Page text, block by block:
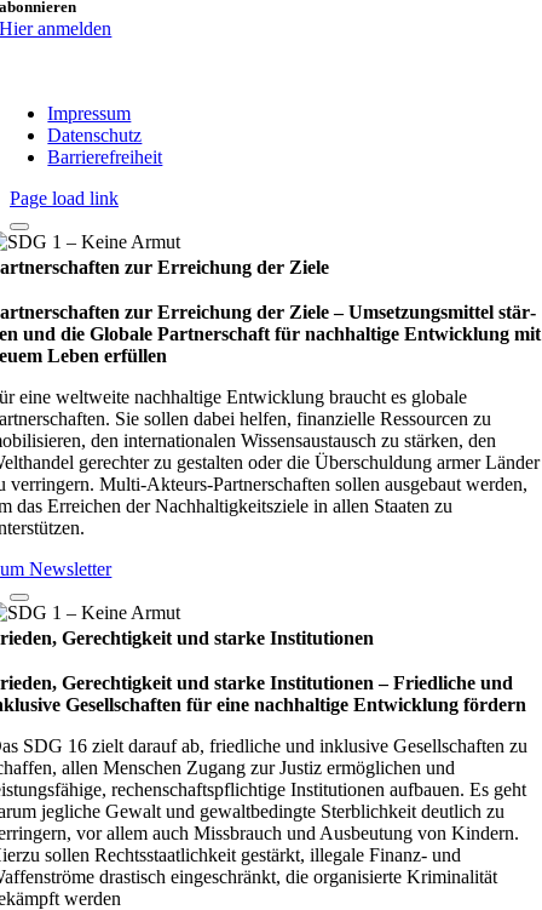
abonnieren
Hier anmelden
Impressum
Datenschutz
Barrierefreiheit
Page load link
zur Erreichung der Ziele
zur Erreichung der Ziele – Umset­zungs­mit­tel stär­
und die Glo­bale Part­ner­schaft für nach­hal­tige Ent­wick­lung mit
Leben erfül­len
eine weltweite nachhaltige Entwicklung braucht es globale
Sie sollen dabei helfen, finanzielle Ressourcen zu
den internationalen Wissensaustausch zu stärken, den
gerechter zu gestalten oder die Überschuldung armer Länder
verringern. Multi-Akteurs-Partnerschaften sollen ausgebaut werden,
das Erreichen der Nachhaltigkeitsziele in allen Staaten zu
Newsletter
Gerechtigkeit und starke Institutionen
Gerechtigkeit und starke Institutionen – Fried­li­che und
Gesell­schaf­ten für eine nach­hal­tige Ent­wick­lung för­dern
SDG 16 zielt darauf ab, friedliche und inklusive Gesellschaften zu
allen Menschen Zugang zur Justiz ermöglichen und
rechenschaftspflichtige Institutionen aufbauen. Es geht
jegliche Gewalt und gewaltbedingte Sterblichkeit deutlich zu
vor allem auch Missbrauch und Ausbeutung von Kindern.
sollen Rechtsstaatlichkeit gestärkt, illegale Finanz- und
drastisch eingeschränkt, die organisierte Kriminalität
werden